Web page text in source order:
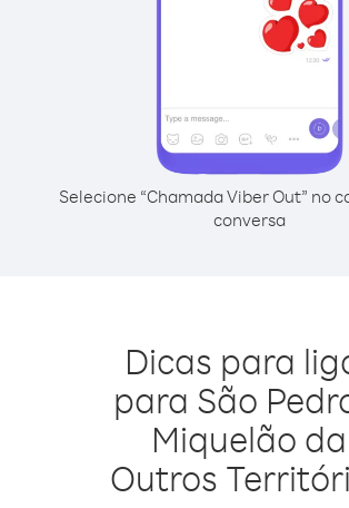
Selecione “Chamada Viber Out” no
conversa
Dicas para
para São
Miquelão da
Outros